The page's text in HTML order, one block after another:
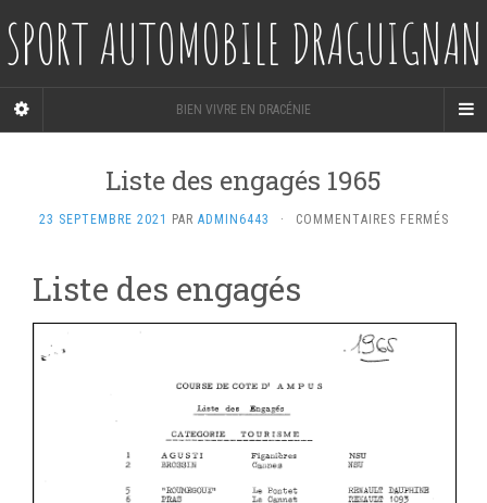
SPORT AUTOMOBILE DRAGUIGNAN
BIEN VIVRE EN DRACÉNIE
Liste des engagés 1965
23 SEPTEMBRE 2021 PAR ADMIN6443 · COMMENTAIRES FERMÉSSUR
Liste des engagés